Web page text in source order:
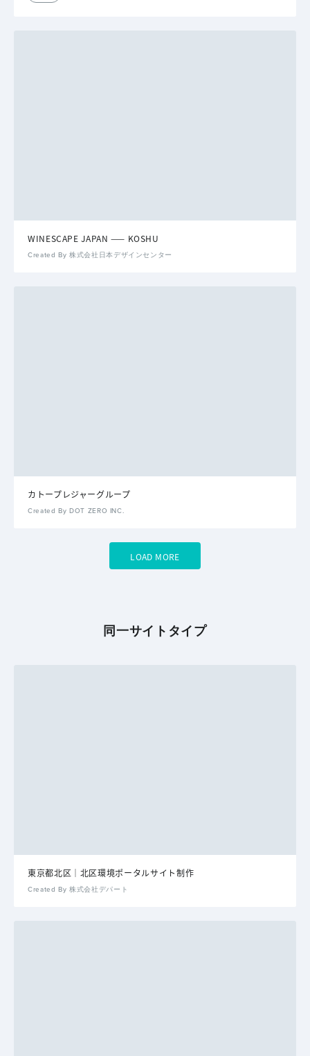
WINESCAPE JAPAN —— KOSHU
Created By 株式会社日本デザインセンター
カトープレジャーグループ
Created By DOT ZERO INC.
LOAD MORE
同一サイトタイプ
東京都北区｜北区環境ポータルサイト制作
Created By 株式会社デパート